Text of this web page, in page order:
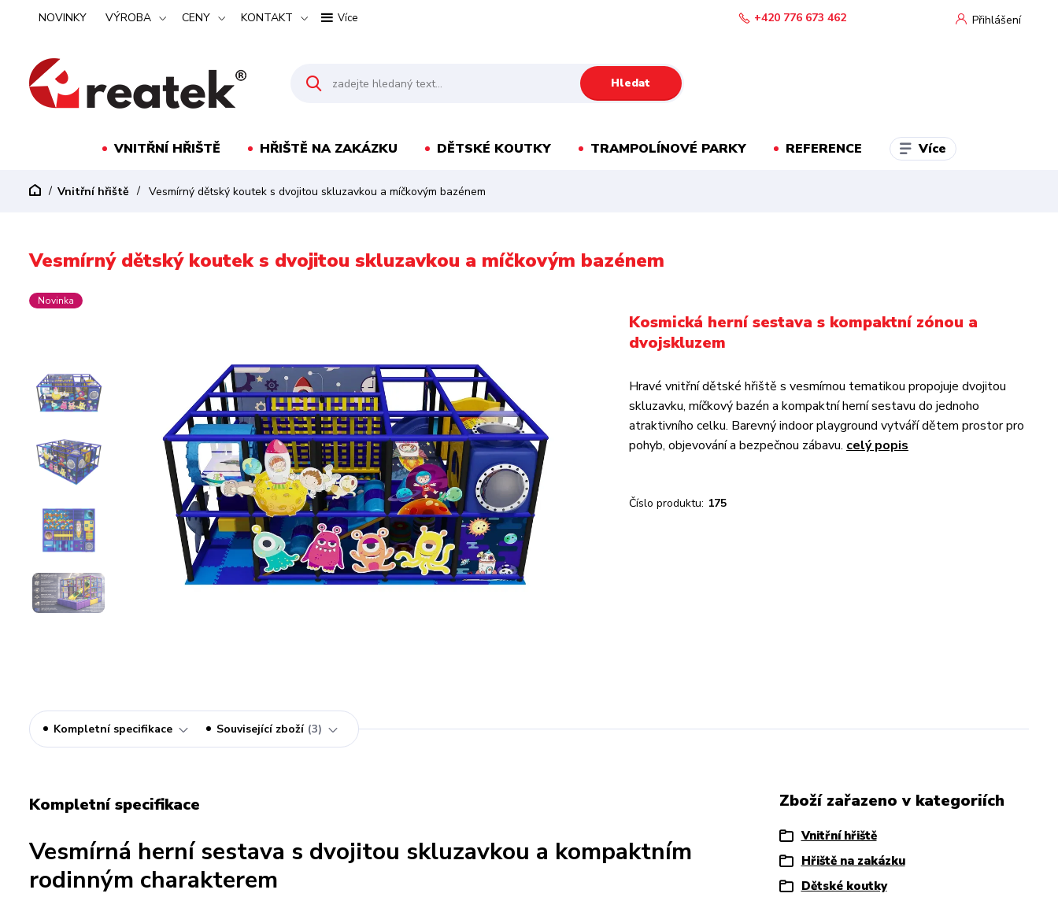
NOVINKY VÝROBA CENY KONTAKT Více Přihlášení
Hledat
+420 776 673 462
VNITŘNÍ HŘIŠTĚ HŘIŠTĚ NA ZAKÁZKU DĚTSKÉ KOUTKY TRAMPOLÍNOVÉ PARKY REFERENCE Více
Vnitřní hřiště Vesmírný dětský koutek s dvojitou skluzavkou a míčkovým bazénem
Vesmírný dětský koutek s dvojitou skluzavkou a míčkovým bazénem
Novinka
Kosmická herní sestava s kompaktní zónou a
dvojskluzem
Hravé vnitřní dětské hřiště s vesmírnou tematikou propojuje dvojitou
skluzavku, míčkový bazén a kompaktní herní sestavu do jednoho
atraktivního celku. Barevný indoor playground vytváří dětem prostor pro
pohyb, objevování a bezpečnou zábavu. celý popis
Číslo produktu: 175
Kompletní specifikace Související zboží 3
Kompletní specifikace
Vesmírná herní sestava s dvojitou skluzavkou a kompaktním
rodinným charakterem
Zboží zařazeno v kategoriích
Vnitřní hřiště
Hřiště na zakázku
Dětské koutky